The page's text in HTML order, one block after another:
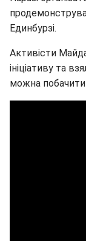
Единбурзі.
Активісти
ініціативу та
можна побачити